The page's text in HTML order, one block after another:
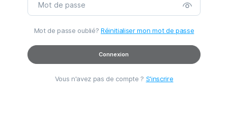
Mot de passe oublié? Réinitialiser mon mot de passe
Connexion
Vous n'avez pas de compte ? S'inscrire